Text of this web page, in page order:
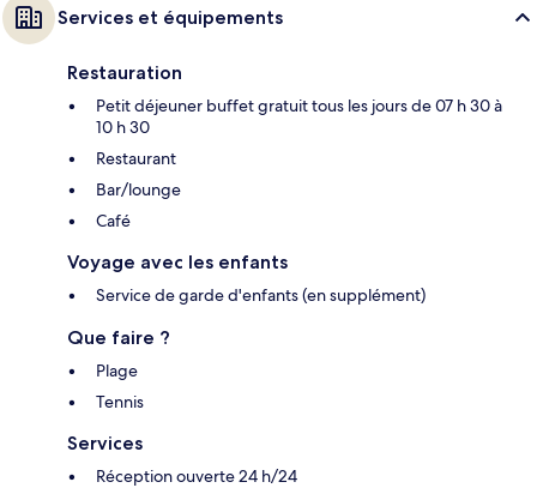
Services et équipements
Restauration
Petit déjeuner buffet gratuit tous les jours de 07 h 30 à
10 h 30
Restaurant
Bar/lounge
Café
Voyage avec les enfants
Service de garde d'enfants (en supplément)
Que faire ?
Plage
Tennis
Services
Réception ouverte 24 h/24